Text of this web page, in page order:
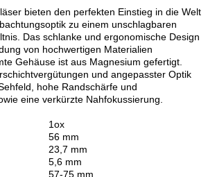
bieten den perfekten Einstieg in die Welt
zu einem unschlagbaren
Das schlanke und ergonomische Design
von hochwertigen Materialien
Gehäuse ist aus Magnesium gefertigt.
und angepasster Optik
hohe Randschärfe und
eine verkürzte Nahfokussierung.
1ox
56 mm
23,7 mm
5,6 mm
57-75 mm